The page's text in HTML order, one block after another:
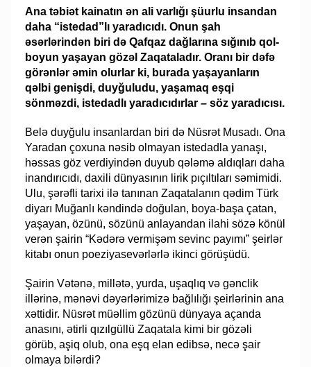
Ana təbiət kainatın ən ali varlığı şüurlu insandan
daha “istedad”lı yaradıcıdı. Onun şah
əsərlərindən biri də Qafqaz dağlarına sığınıb qol-
boyun yaşayan gözəl Zaqataladır. Oranı bir dəfə
görənlər əmin olurlar ki, burada yaşayanların
qəlbi genişdi, duyğuludu, yaşamaq eşqi
sönməzdi, istedadlı yaradıcıdırlar – söz yaradıcısı.
Belə duyğulu insanlardan biri də Nüsrət Musadı. Ona
Yaradan çoxuna nəsib olmayan istedadla yanaşı,
həssas göz verdiyindən duyub qələmə aldıqları daha
inandırıcıdı, daxili dünyasının lirik pıçıltıları səmimidi.
Ulu, şərəfli tarixi ilə tanınan Zaqatalanın qədim Türk
diyarı Muğanlı kəndində doğulan, boya-başa çatan,
yaşayan, özünü, sözünü anlayandan ilahi sözə könül
verən şairin “Kədərə vermişəm sevinc payımı” şeirlər
kitabı onun poeziyasevərlərlə ikinci görüşüdü.
Şairin Vətənə, millətə, yurda, uşaqlıq və gənclik
illərinə, mənəvi dəyərlərimizə bağlılığı şeirlərinin ana
xəttidir. Nüsrət müəllim gözünü dünyaya açanda
anasını, ətirli qızılgüllü Zaqatala kimi bir gözəli
görüb, aşiq olub, ona eşq elan edibsə, necə şair
olmaya bilərdi?